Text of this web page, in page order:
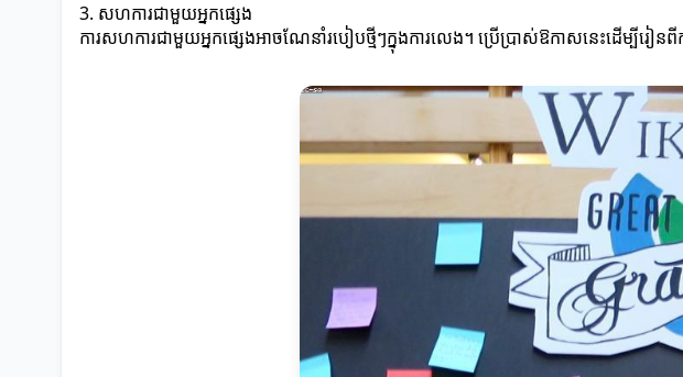
3. សហការជាមួយអ្នកផ្សេង
ការសហការជាមួយអ្នកផ្សេងអាចណែនាំរបៀបថ្មីៗក្នុងការលេង។ ប្រើប្រាស់ឱកាសនេះដើម្បីរៀន